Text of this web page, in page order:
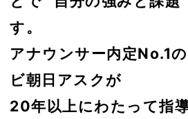
す。
アナウンサー内定No.1
ビ朝日アスクが
20年以上にわたって指